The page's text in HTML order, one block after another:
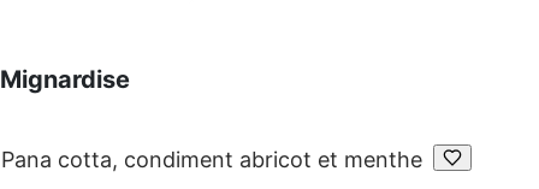
Mignardise
Pana cotta, condiment abricot et menthe